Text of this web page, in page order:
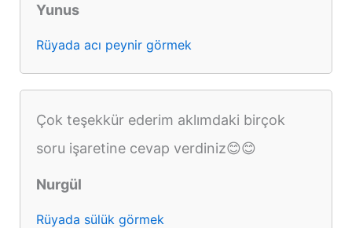
Yunus
Rüyada acı peynir görmek
Çok teşekkür ederim aklımdaki birçok
soru işaretine cevap verdiniz😊😊
Nurgül
Rüyada sülük görmek